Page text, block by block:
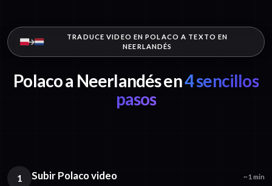
TRADUCE VIDEO EN POLACO A TEXTO EN
NEERLANDÉS
Polaco a Neerlandés en4 sencillos
pasos
1 Subir Polaco video ~1 min